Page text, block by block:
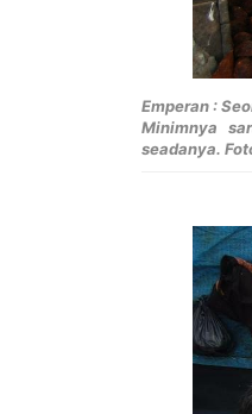
Emperan :
Minimnya
seadanya.